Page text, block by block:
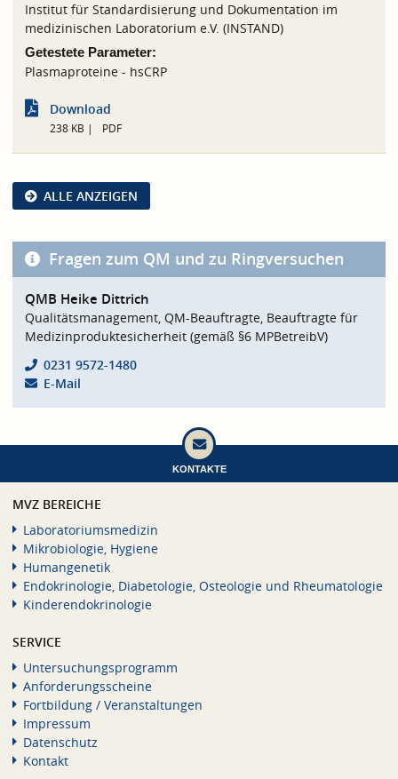
Institut für Standardisierung und Dokumentation im
medizinischen Laboratorium e.V. (INSTAND)
Getestete Parameter:
Plasmaproteine - hsCRP
Download
238 KB PDF
ALLE ANZEIGEN
Fragen zum QM und zu Ringversuchen
QMB Heike Dittrich
Qualitätsmanagement, QM-Beauftragte, Beauftragte für
Medizinproduktesicherheit (gemäß §6 MPBetreibV)
0231 9572-1480
E-Mail
KONTAKTE
MVZ BEREICHE
Laboratoriumsmedizin
Mikrobiologie, Hygiene
Humangenetik
Endokrinologie, Diabetologie, Osteologie und Rheumatologie
Kinderendokrinologie
SERVICE
Untersuchungsprogramm
Anforderungsscheine
Fortbildung / Veranstaltungen
Impressum
Datenschutz
Kontakt